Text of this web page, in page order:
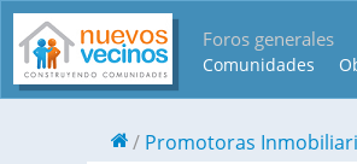
Foros generales
Comunidades
Promotoras